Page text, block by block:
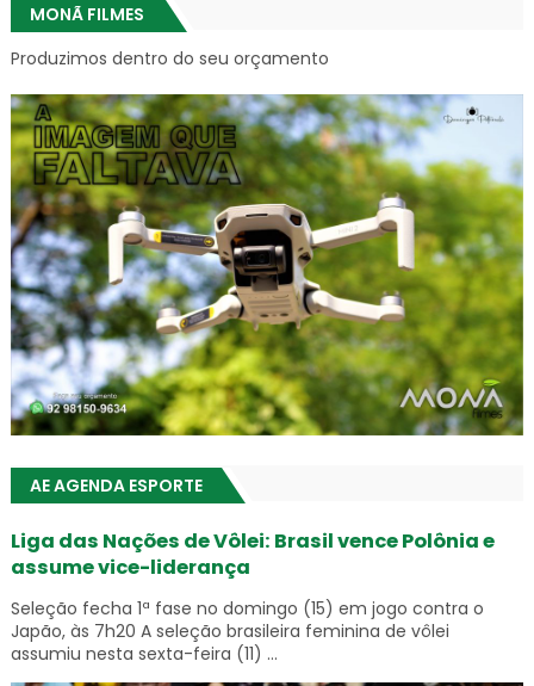
MONÃ FILMES
Produzimos dentro do seu orçamento
AE AGENDA ESPORTE
Liga das Nações de Vôlei: Brasil vence Polônia e
assume vice-liderança
Seleção fecha 1ª fase no domingo (15) em jogo contra o
Japão, às 7h20 A seleção brasileira feminina de vôlei
assumiu nesta sexta-feira (11) ...